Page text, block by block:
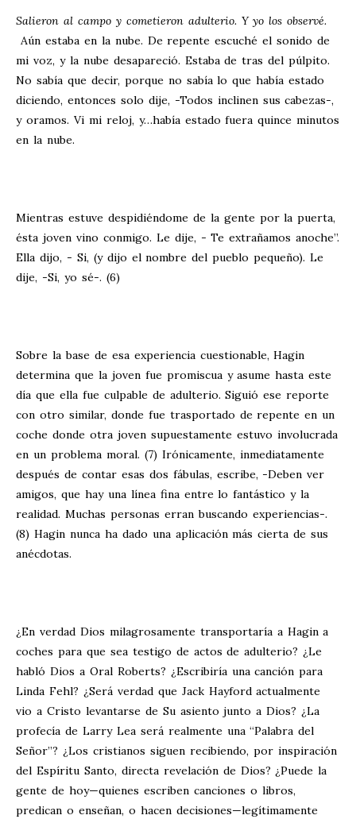
Salieron al campo y cometieron adulterio. Y yo los observé.
Aún estaba en la nube. De repente escuché el sonido de
mi voz, y la nube desapareció. Estaba de tras del púlpito.
No sabía que decir, porque no sabía lo que había estado
diciendo, entonces solo dije, -Todos inclinen sus cabezas-,
y oramos. Vi mi reloj, y…había estado fuera quince minutos
en la nube.
Mientras estuve despidiéndome de la gente por la puerta,
ésta joven vino conmigo. Le dije, - Te extrañamos anoche”.
Ella dijo, - Si, (y dijo el nombre del pueblo pequeño). Le
dije, -Si, yo sé-. (6)
Sobre la base de esa experiencia cuestionable, Hagin
determina que la joven fue promiscua y asume hasta este
día que ella fue culpable de adulterio. Siguió ese reporte
con otro similar, donde fue trasportado de repente en un
coche donde otra joven supuestamente estuvo involucrada
en un problema moral. (7) Irónicamente, inmediatamente
después de contar esas dos fábulas, escribe, -Deben ver
amigos, que hay una línea fina entre lo fantástico y la
realidad. Muchas personas erran buscando experiencias-.
(8) Hagin nunca ha dado una aplicación más cierta de sus
anécdotas.
¿En verdad Dios milagrosamente transportaría a Hagin a
coches para que sea testigo de actos de adulterio? ¿Le
habló Dios a Oral Roberts? ¿Escribiría una canción para
Linda Fehl? ¿Será verdad que Jack Hayford actualmente
vio a Cristo levantarse de Su asiento junto a Dios? ¿La
profecía de Larry Lea será realmente una “Palabra del
Señor”? ¿Los cristianos siguen recibiendo, por inspiración
del Espíritu Santo, directa revelación de Dios? ¿Puede la
gente de hoy—quienes escriben canciones o libros,
predican o enseñan, o hacen decisiones—legítimamente